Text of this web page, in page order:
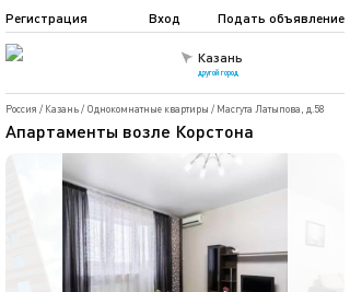
Казань
другой город
Подать объявление
Регистрация Вход
Россия / Казань/ Однокомнатные квартиры / Масгута Латыпова, д.58
Апартаменты возле Корстона